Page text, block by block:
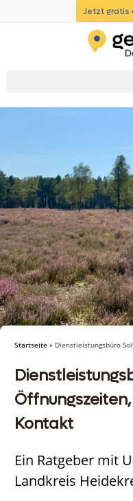
Jetzt gratis
Startseite » Dienstleistungsbüro
Kontakt
Ein Ratgeber mit
Landkreis